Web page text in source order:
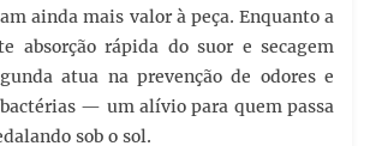
ainda mais valor à peça. Enquanto a
absorção rápida do suor e secagem
atua na prevenção de odores e
— um alívio para quem passa
sob o sol.